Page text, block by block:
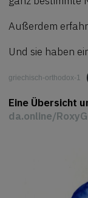
Außerdem
Und sie haben
griechisch-orthodox-1
Eine Übersicht
da.online/